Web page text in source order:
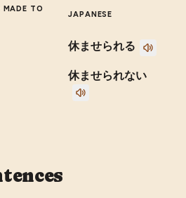
MADE TO
JAPANESE
休ませられる
休ませられない